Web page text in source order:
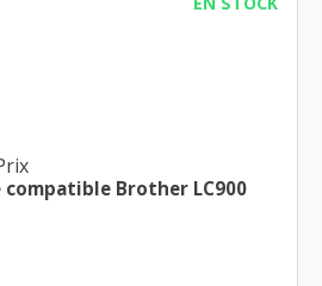
Brother LC900